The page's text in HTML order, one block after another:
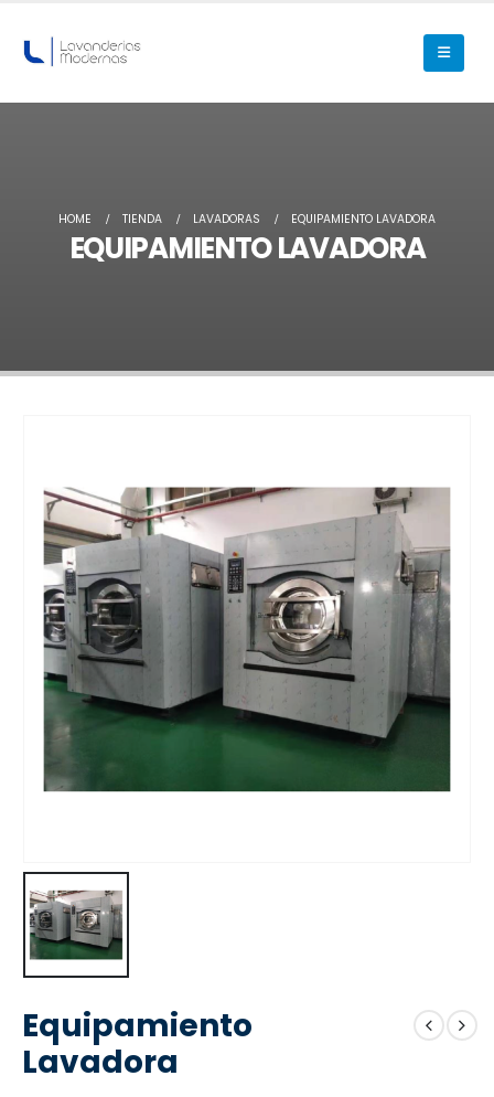
HOME TIENDA LAVADORAS EQUIPAMIENTO LAVADORA
EQUIPAMIENTO LAVADORA
Equipamiento
Lavadora